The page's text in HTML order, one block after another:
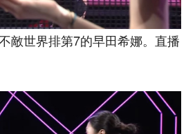
敵世界排第7的早田希娜。直播